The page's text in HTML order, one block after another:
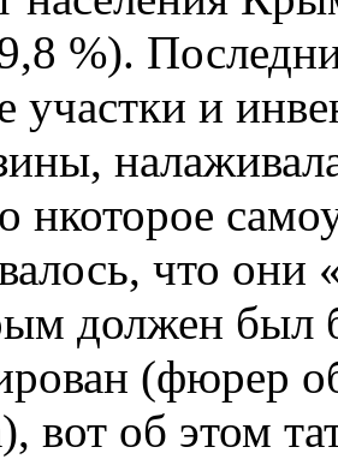
%).
участки и
нкоторое
что они
должен был
(фюрер
вот об этом